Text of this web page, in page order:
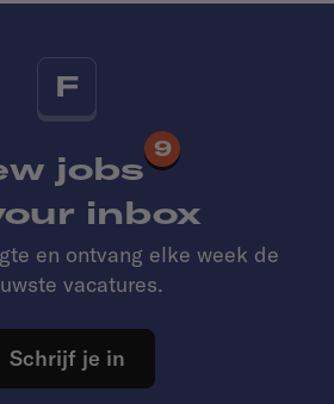
F
jobs
9
inbox
en ontvang elke week de
vacatures.
Schrijf je in